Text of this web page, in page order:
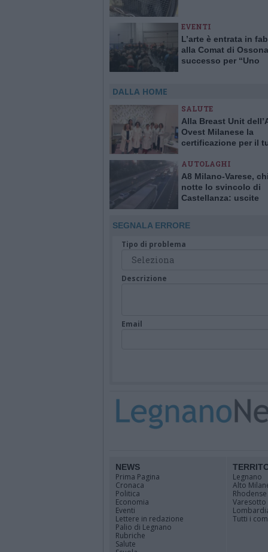
EVENTI
L’arte è entrata in
alla Comat di Ossona
successo per “Uno
DALLA HOME
SALUTE
Alla Breast Unit
Ovest Milanese la
certificazione per il
Italia
AUTOLAGHI
A8 Milano-Varese,
notte lo svincolo di
Castellanza: uscite
SEGNALA ERRORE
Tipo di problema
Descrizione
Email
NEWS
Prima Pagina
Cronaca
Politica
Economia
Eventi
Lettere in redazione
Palio di Legnano
Rubriche
Salute
Legnano
Alto
Rhodense
Varesotto
Tutti i